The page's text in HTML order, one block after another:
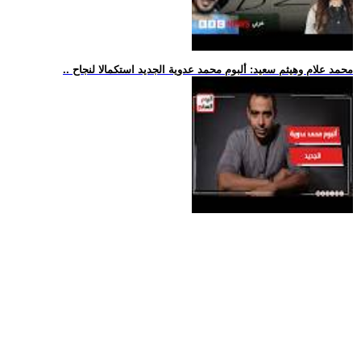
.. محمد علام وهيثم سعيد: ألبوم محمد عدوية الجديد استكمالا لنجاح